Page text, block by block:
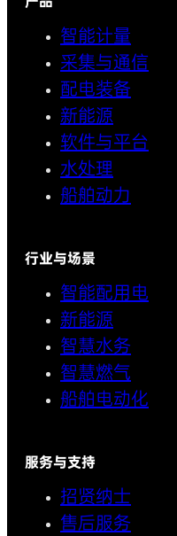
智能计量
采集与通信
配电装备
新能源
软件与平台
水处理
船舶动力
行业与场景
智能配用电
新能源
智慧水务
智慧燃气
船舶电动化
服务与支持
招贤纳士
售后服务